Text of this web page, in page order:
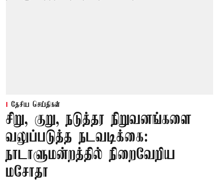
தேசிய செய்திகள்
சிறு, குறு, நடுத்தர நிறுவனங்களை
வலுப்படுத்த நடவடிக்கை:
நாடாளுமன்றத்தில் நிறைவேறிய
மசோதா